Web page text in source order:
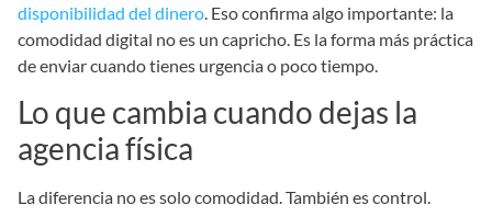
disponibilidad del dinero. Eso confirma algo importante: la
comodidad digital no es un capricho. Es la forma más práctica
de enviar cuando tienes urgencia o poco tiempo.
Lo que cambia cuando dejas la
agencia física
La diferencia no es solo comodidad. También es control.